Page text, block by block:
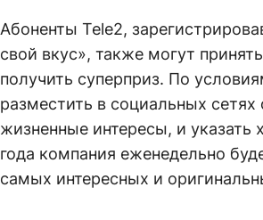
Абоненты Tele2,
свой вкус», также могут
получить суперприз. По
разместить в социальных
жизненные интересы, и указать
года компания еженедельно
самых интересных и